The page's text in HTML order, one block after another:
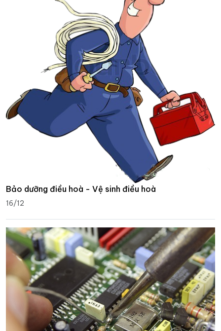
Bảo dưỡng điều hoà - Vệ sinh điều hoà
16/12